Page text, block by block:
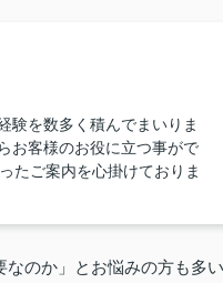
験を数多く積んでまいりま
お客様のお役に立つ事がで
たご案内を心掛けておりま
のか」とお悩みの方も多い